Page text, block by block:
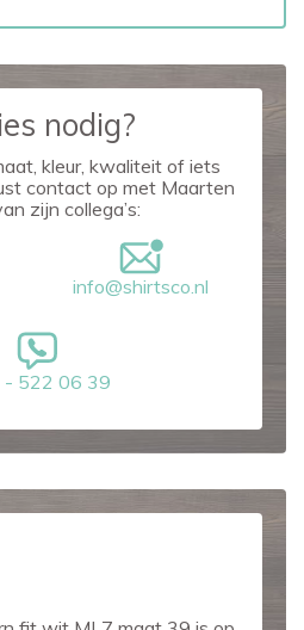
nodig?
kleur, kwaliteit of iets
contact op met Maarten
zijn collega’s:
info@shirtsco.nl
- 522 06 39